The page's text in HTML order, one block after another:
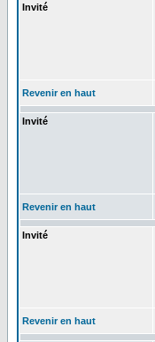
Invité
Revenir en haut
Invité
Revenir en haut
Invité
Revenir en haut